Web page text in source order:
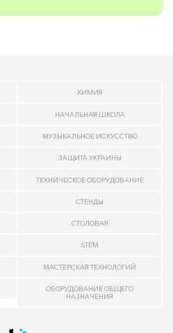
ХИМИЯ
НАЧАЛЬНАЯ ШКОЛА
МУЗЫКАЛЬНОЕ ИСКУССТВО
ЗАЩИТА УКРАИНЫ
ТЕХНИЧЕСКОЕ ОБОРУДОВАНИЕ
СТЕНДЫ
СТОЛОВАЯ
STEM
МАСТЕРСКАЯ ТЕХНОЛОГИЙ
ОБОРУДОВАНИЕ ОБЩЕГО
НАЗНАЧЕНИЯ